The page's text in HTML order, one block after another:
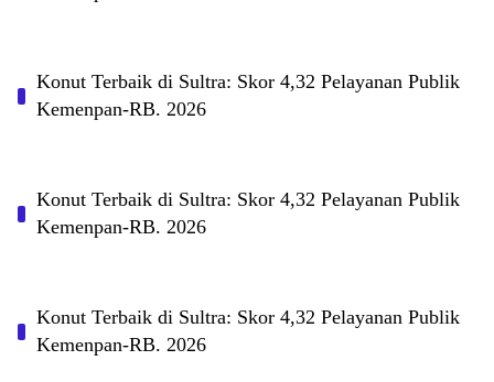
Konut Terbaik di Sultra: Skor 4,32 Pelayanan Publik
Kemenpan-RB. 2026
Konut Terbaik di Sultra: Skor 4,32 Pelayanan Publik
Kemenpan-RB. 2026
Konut Terbaik di Sultra: Skor 4,32 Pelayanan Publik
Kemenpan-RB. 2026